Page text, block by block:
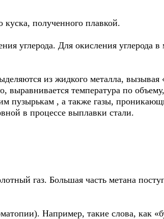
куска, полученного плавкой.
углерода. Для окисления углерода в
из жидкого металла,
выравнивается температура по
пузырькам , а также газы,
в процессе выплавки стали.
газ. Большая часть метана
Например, такие слова, как